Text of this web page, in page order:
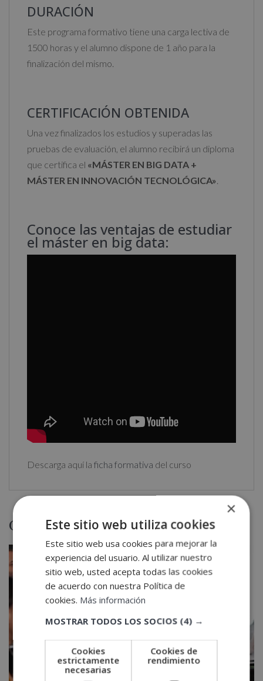
DURACIÓN
Este programa formativo tiene una carga lectiva de
1500 horas y el alumno dispone de 1 año para la
finalización del mismo.
CERTIFICACIÓN OBTENIDA
Una vez finalizados los estudios y superadas las
pruebas de evaluación, el alumno recibirá un diploma
que certifica el «MÁSTER EN BIG DATA +
MÁSTER EN INNOVACIÓN TECNOLÓGICA».
Conoce las ventajas de estudiar
el máster en big data:
Descarga aquí la ficha formativa del curso
Otras titulaciones
×
Este sitio web utiliza cookies
Este sitio web usa cookies para mejorar la
experiencia del usuario. Al utilizar nuestro
sitio web, usted acepta todas las cookies
de acuerdo con nuestra Política de
cookies. Más información
MOSTRAR TODOS LOS SOCIOS (4) →
Cookies
estrictamente
necesarias
Cookies de
rendimiento